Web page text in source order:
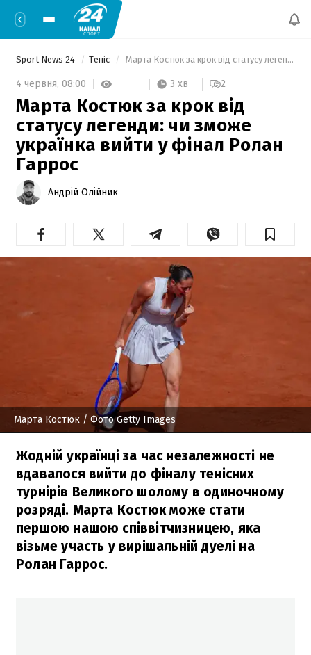
Sport News 24 Теніс Марта Костюк за крок від статусу легенди: чи зможе українка вийти у фінал Ролан Гаррос
4 червня, 08:00 3 хв 2
Марта Костюк за крок від
статусу легенди: чи зможе
українка вийти у фінал Ролан
Гаррос
Андрій Олійник
Марта Костюк / Фото Getty Images
Жодній українці за час незалежності не
вдавалося вийти до фіналу тенісних
турнірів Великого шолому в одиночному
розряді. Марта Костюк може стати
першою нашою співвітчизницею, яка
візьме участь у вирішальній дуелі на
Ролан Гаррос.